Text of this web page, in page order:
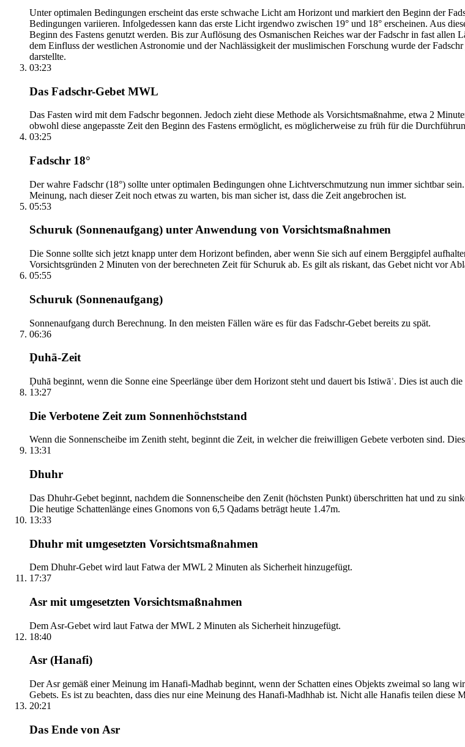
Unter optimalen Bedingungen erscheint das erste schwache Licht am Horizont und markiert den Beginn der
Bedingungen variieren. Infolgedessen kann das erste Licht irgendwo zwischen 19° und 18° erscheinen. Aus
Beginn des Fastens genutzt werden. Bis zur Auflösung des Osmanischen Reiches war der Fadschr in fast
dem Einfluss der westlichen Astronomie und der Nachlässigkeit der muslimischen Forschung wurde der
darstellte.
03:23
Das Fadschr-Gebet MWL
Das Fasten wird mit dem Fadschr begonnen. Jedoch zieht diese Methode als Vorsichtsmaßnahme, etwa 2
obwohl diese angepasste Zeit den Beginn des Fastens ermöglicht, es möglicherweise zu früh für die
03:25
Fadschr 18°
Der wahre Fadschr (18°) sollte unter optimalen Bedingungen ohne Lichtverschmutzung nun immer sichtbar
Meinung, nach dieser Zeit noch etwas zu warten, bis man sicher ist, dass die Zeit angebrochen ist.
05:53
Schuruk (Sonnenaufgang) unter Anwendung von Vorsichtsmaßnahmen
Die Sonne sollte sich jetzt knapp unter dem Horizont befinden, aber wenn Sie sich auf einem Berggipfel
Vorsichtsgründen 2 Minuten von der berechneten Zeit für Schuruk ab. Es gilt als riskant, das Gebet nicht vor
05:55
Schuruk (Sonnenaufgang)
Sonnenaufgang durch Berechnung. In den meisten Fällen wäre es für das Fadschr-Gebet bereits zu spät.
06:36
Ḍuhā-Zeit
Ḍuhā beginnt, wenn die Sonne eine Speerlänge über dem Horizont steht und dauert bis Istiwāʾ. Dies ist auch die
13:27
Die Verbotene Zeit zum Sonnenhöchststand
Wenn die Sonnenscheibe im Zenith steht, beginnt die Zeit, in welcher die freiwilligen Gebete verboten sind.
13:31
Dhuhr
Das Dhuhr-Gebet beginnt, nachdem die Sonnenscheibe den Zenit (höchsten Punkt) überschritten hat und zu
Die heutige Schattenlänge eines Gnomons von 6,5 Qadams beträgt heute 1.47m.
13:33
Dhuhr mit umgesetzten Vorsichtsmaßnahmen
Dem Dhuhr-Gebet wird laut Fatwa der MWL 2 Minuten als Sicherheit hinzugefügt.
17:37
Asr mit umgesetzten Vorsichtsmaßnahmen
Dem Asr-Gebet wird laut Fatwa der MWL 2 Minuten als Sicherheit hinzugefügt.
18:40
Asr (Hanafi)
Der Asr gemäß einer Meinung im Hanafi-Madhab beginnt, wenn der Schatten eines Objekts zweimal so lang
Gebets. Es ist zu beachten, dass dies nur eine Meinung des Hanafi-Madhhab ist. Nicht alle Hanafis teilen
20:21
Das Ende von Asr